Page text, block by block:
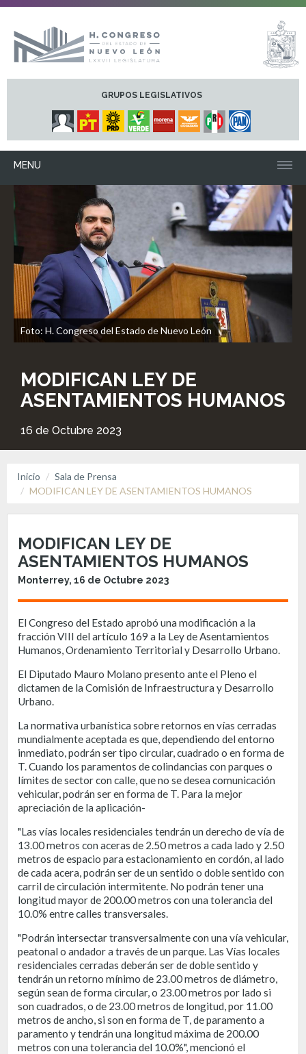
GRUPOS LEGISLATIVOS
MENU
Foto: H. Congreso del Estado de Nuevo León
MODIFICAN LEY DE
ASENTAMIENTOS HUMANOS
16 de Octubre 2023
Inicio
Sala de Prensa
MODIFICAN LEY DE ASENTAMIENTOS HUMANOS
MODIFICAN LEY DE
ASENTAMIENTOS HUMANOS
Monterrey, 16 de Octubre 2023
El Congreso del Estado aprobó una modificación a la
fracción VIII del artículo 169 a la Ley de Asentamientos
Humanos, Ordenamiento Territorial y Desarrollo Urbano.
El Diputado Mauro Molano presento ante el Pleno el
dictamen de la Comisión de Infraestructura y Desarrollo
Urbano.
La normativa urbanística sobre retornos en vías cerradas
mundialmente aceptada es que, dependiendo del entorno
inmediato, podrán ser tipo circular, cuadrado o en forma de
T. Cuando los paramentos de colindancias con parques o
límites de sector con calle, que no se desea comunicación
vehicular, podrán ser en forma de T. Para la mejor
apreciación de la aplicación-
"Las vías locales residenciales tendrán un derecho de vía de
13.00 metros con aceras de 2.50 metros a cada lado y 2.50
metros de espacio para estacionamiento en cordón, al lado
de cada acera, podrán ser de un sentido o doble sentido con
carril de circulación intermitente. No podrán tener una
longitud mayor de 200.00 metros con una tolerancia del
10.0% entre calles transversales.
"Podrán intersectar transversalmente con una vía vehicular,
peatonal o andador a través de un parque. Las Vías locales
residenciales cerradas deberán ser de doble sentido y
tendrán un retorno mínimo de 23.00 metros de diámetro,
según sean de forma circular, o 23.00 metros por lado si
son cuadrados, o de 23.00 metros de longitud, por 11.00
metros de ancho, si son en forma de T, de paramento a
paramento y tendrán una longitud máxima de 200.00
metros con una tolerancia del 10.0%", mencionó el